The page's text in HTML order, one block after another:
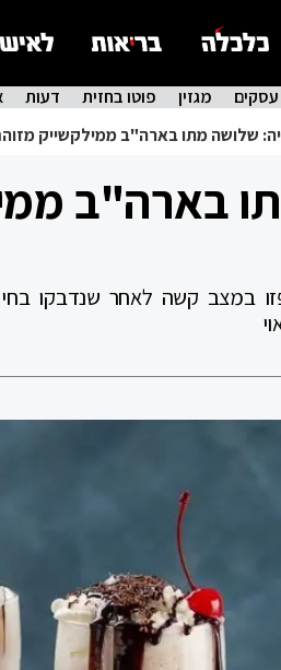
עסקים מגזין פוטו בחזית דעות
שלושה מתו בארה"ב ממילקשייק
בארה"ב
במצב קשה לאחר שנדבקו